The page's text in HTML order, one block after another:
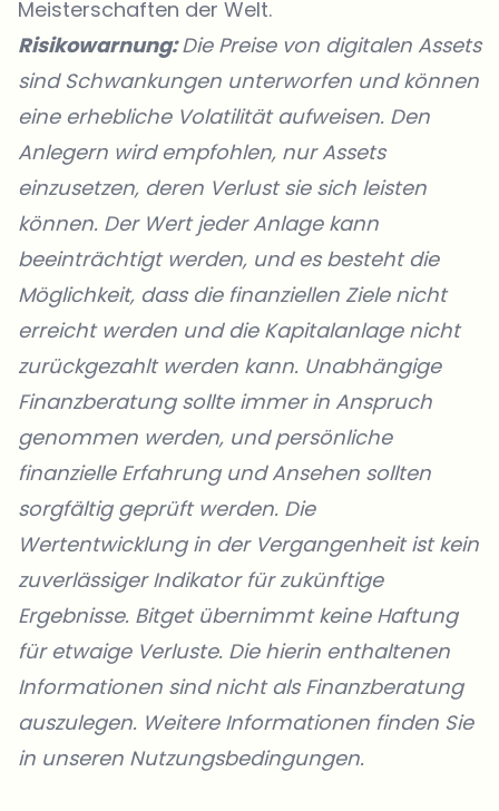
Meisterschaften der Welt.
Risikowarnung:Die Preise von digitalen Assets
sind Schwankungen unterworfen und können
eine erhebliche Volatilität aufweisen. Den
Anlegern wird empfohlen, nur Assets
einzusetzen, deren Verlust sie sich leisten
können. Der Wert jeder Anlage kann
beeinträchtigt werden, und es besteht die
Möglichkeit, dass die finanziellen Ziele nicht
erreicht werden und die Kapitalanlage nicht
zurückgezahlt werden kann. Unabhängige
Finanzberatung sollte immer in Anspruch
genommen werden, und persönliche
finanzielle Erfahrung und Ansehen sollten
sorgfältig geprüft werden. Die
Wertentwicklung in der Vergangenheit ist kein
zuverlässiger Indikator für zukünftige
Ergebnisse. Bitget übernimmt keine Haftung
für etwaige Verluste. Die hierin enthaltenen
Informationen sind nicht als Finanzberatung
auszulegen. Weitere Informationen finden Sie
in unseren Nutzungsbedingungen.